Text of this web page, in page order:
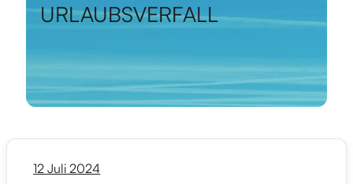
URLAUBSVERFALL
12 Juli 2024